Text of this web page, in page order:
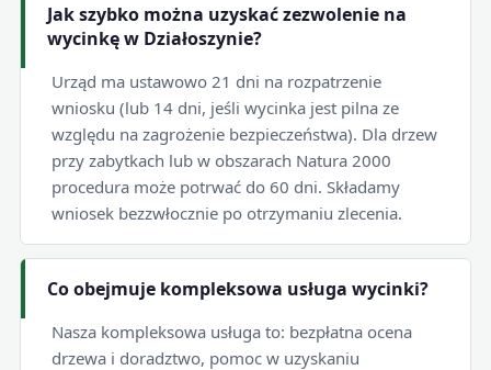
Jak szybko można uzyskać zezwolenie na
wycinkę w Działoszynie?
Urząd ma ustawowo 21 dni na rozpatrzenie
wniosku (lub 14 dni, jeśli wycinka jest pilna ze
względu na zagrożenie bezpieczeństwa). Dla drzew
przy zabytkach lub w obszarach Natura 2000
procedura może potrwać do 60 dni. Składamy
wniosek bezzwłocznie po otrzymaniu zlecenia.
Co obejmuje kompleksowa usługa wycinki?
Nasza kompleksowa usługa to: bezpłatna ocena
drzewa i doradztwo, pomoc w uzyskaniu